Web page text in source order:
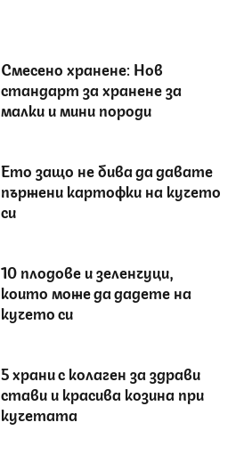
Смесено хранене: Нов
стандарт за хранене за
малки и мини породи
Ето защо не бива да давате
пържени картофки на кучето
си
10 плодове и зеленчуци,
които може да дадете на
кучето си
5 храни с колаген за здрави
стави и красива козина при
кучетата